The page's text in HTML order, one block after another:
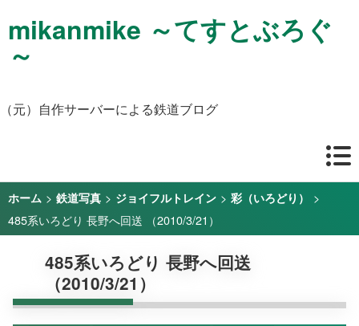
mikanmike ～てすとぶろぐ
～
（元）自作サーバーによる鉄道ブログ
ホーム > 鉄道写真 > ジョイフルトレイン > 彩（いろどり）
>
485系いろどり 長野へ回送 （2010/3/21）
485系いろどり 長野へ回送
（2010/3/21）